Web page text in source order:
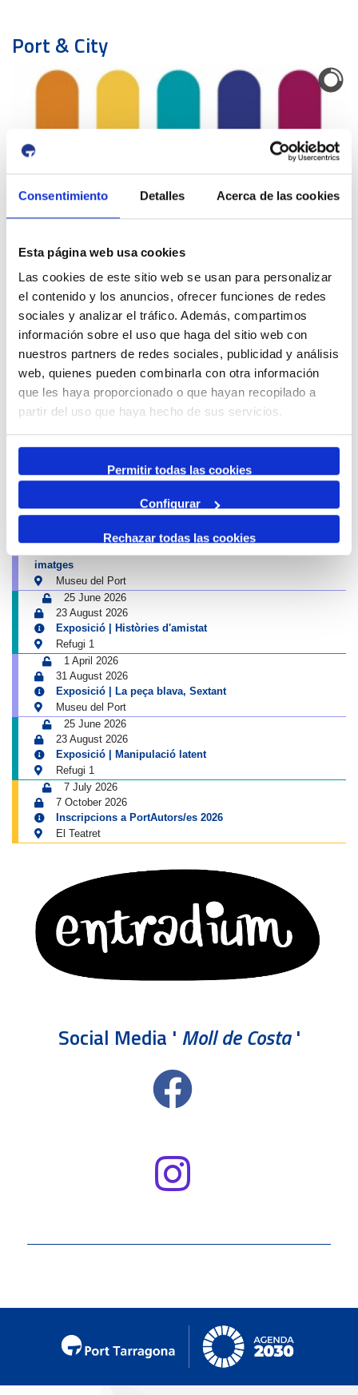
Consentimiento Detalles Acerca de las cookies
Esta página web usa cookies
Las cookies de este sitio web se usan para personalizar
el contenido y los anuncios, ofrecer funciones de redes
sociales y analizar el tráfico. Además, compartimos
información sobre el uso que haga del sitio web con
nuestros partners de redes sociales, publicidad y análisis
web, quienes pueden combinarla con otra información
que les haya proporcionado o que hayan recopilado a
partir del uso que haya hecho de sus servicios.
Permitir todas las cookies
Configurar
Rechazar todas las cookies
Port & City
MOLL DE COSTA (COSTA DOCK)
Traffic warning
13 August 2026
16:00-01:00
Tancament accés Km 0| Eclipsi solar
Km 0
Next cultural events of Port & City
4 July 2026
13 September 2026
Exposició | Biennal d'Art contemporani gastronòmic de
23 August 2026
26 June 2026
11 October 2026
imatges
Museu del Port
25 June 2026
23 August 2026
Exposició | Històries d'amistat
Refugi 1
1 April 2026
31 August 2026
Exposició | La peça blava, Sextant
Museu del Port
25 June 2026
23 August 2026
Exposició | Manipulació latent
Refugi 1
7 July 2026
7 October 2026
Inscripcions a PortAutors/es 2026
El Teatret
Social Media ' Moll de Costa'